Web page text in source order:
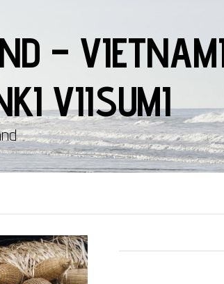
–
VIISUMI